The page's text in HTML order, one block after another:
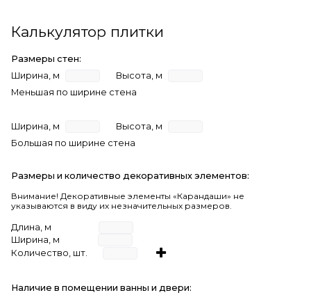
Калькулятор плитки
Размеры стен:
Ширина, м
Высота, м
Меньшая по ширине стена
Ширина, м
Высота, м
Большая по ширине стена
Размеры и количество декоративных элементов:
Внимание! Декоративные элементы «Карандаши» не
указываются в виду их незначительных размеров.
Длина, м
Ширина, м
Количество, шт.
Наличие в помещении ванны и двери: